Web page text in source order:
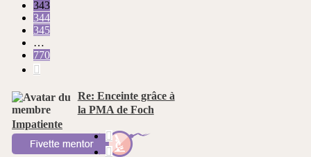
343
344
345
…
770
Impatiente
Re: Enceinte grâce à
la PMA de Foch
Citer